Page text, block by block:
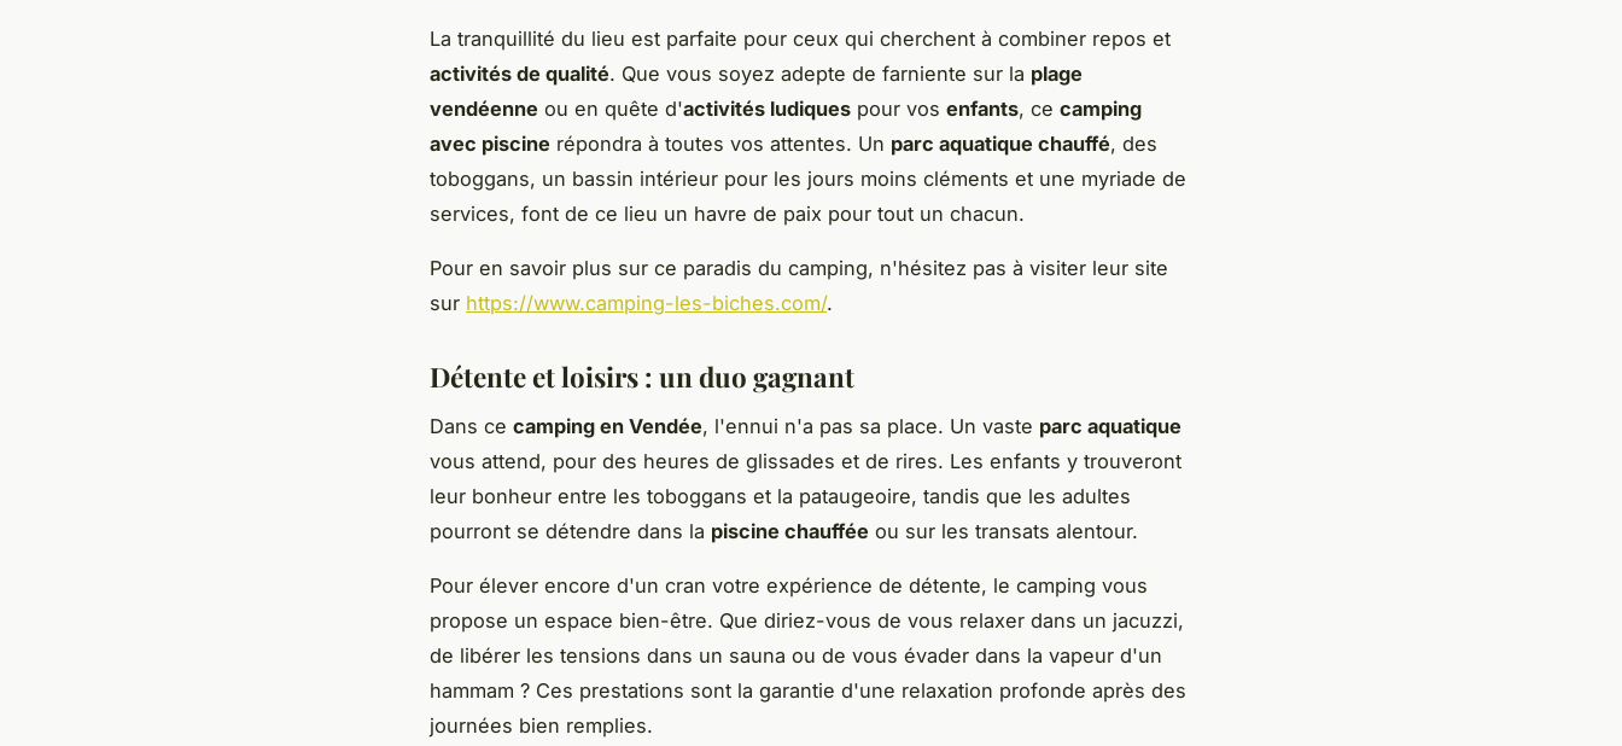
La tranquillité du lieu est parfaite pour ceux qui cherchent à combiner repos et
activités de qualité. Que vous soyez adepte de farniente sur la plage
vendéenne ou en quête d'activités ludiques pour vos enfants, ce camping
avec piscine répondra à toutes vos attentes. Un parc aquatique chauffé, des
toboggans, un bassin intérieur pour les jours moins cléments et une myriade de
services, font de ce lieu un havre de paix pour tout un chacun.
Pour en savoir plus sur ce paradis du camping, n'hésitez pas à visiter leur site
sur https://www.camping-les-biches.com/.
Détente et loisirs : un duo gagnant
Dans ce camping en Vendée, l'ennui n'a pas sa place. Un vaste parc aquatique
vous attend, pour des heures de glissades et de rires. Les enfants y trouveront
leur bonheur entre les toboggans et la pataugeoire, tandis que les adultes
pourront se détendre dans la piscine chauffée ou sur les transats alentour.
Pour élever encore d'un cran votre expérience de détente, le camping vous
propose un espace bien-être. Que diriez-vous de vous relaxer dans un jacuzzi,
de libérer les tensions dans un sauna ou de vous évader dans la vapeur d'un
hammam ? Ces prestations sont la garantie d'une relaxation profonde après des
journées bien remplies.